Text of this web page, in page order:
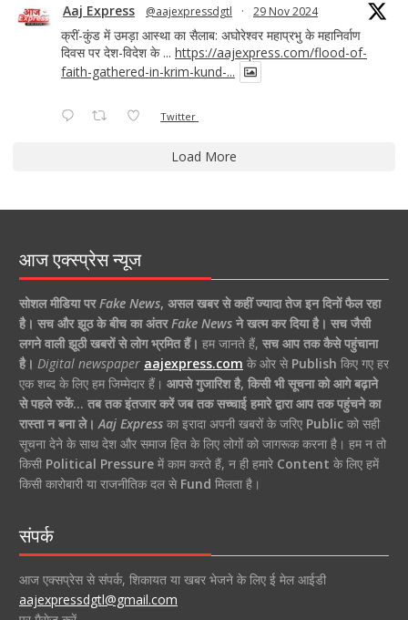
Aaj Express @aajexpressdgtl · 29 Nov 2024
क्रीं-कुंड में उमड़ा आस्था का सैलाब: अघोरेश्वर महाप्रभु के महानिर्वाण
दिवस पर देश-विदेश के ... https://aajexpress.com/flood-of-
faith-gathered-in-krim-kund-...
Twitter
Load More
आज एक्स्प्रेस न्यूज
सोशल मीडिया परFake News, असल खबर से कहीं ज्यादा तेज इन दिनों फैल रहा
है। सच और झूठ के बीच का अंतरFake Newsने खत्म कर दिया है। सच जैसी
लगने वाली झूठी खबरों से लोग भ्रमित हैं। हम जानते हैं, सच आप तक कैसे पहुंचाना
है। Digital newspaper aajexpress.com के ओर से Publish किए गए हर
एक शब्द के लिए हम जिम्मेदार हैं। आपसे गुजारिश है, किसी भी सूचना को आगे बढ़ाने
से पहले रुकें… तब तक इंतजार करें जब तक सच्चाई हमारे द्वारा आप तक पहुंचने का
रास्ता न बना ले। Aaj Expressका इरादा अपनी खबरों के जरिए Publicको सही
सूचना देने के साथ देश और समाज हित के लिए लोगों को जागरूक करना है। हम न तो
किसी Political Pressureमें काम करते हैं, न ही हमारे Content के लिए हमें
किसी कारोबारी या राजनीतिक दल से Fund मिलता है।
संपर्क
आज एक्सप्रेस से संपर्क, शिकायत या खबर भेजने के लिए ई मेल आईडी
aajexpressdgtl@gmail.com